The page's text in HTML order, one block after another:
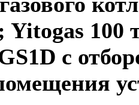
Yitogas 100
с